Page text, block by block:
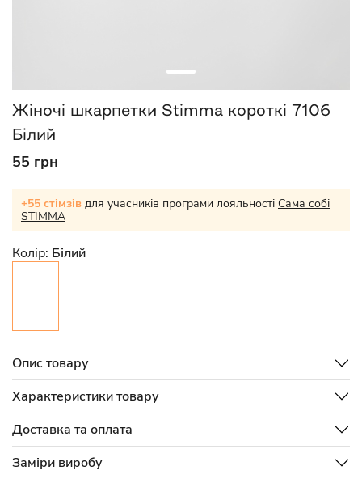
Жіночі шкарпетки Stimma короткі 7106
Білий
55 грн
+55 стімзів для учасників програми лояльності Сама собі
STIMMA
Колір: Білий
Опис товару
Характеристики товару
Доставка та оплата
Заміри виробу